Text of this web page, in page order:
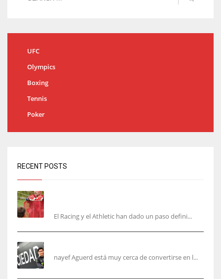
UFC
Olympics
Boxing
Tennis
Poker
RECENT POSTS
El Racing y el Athletic han dado un paso defini...
nayef Aguerd está muy cerca de convertirse en l...